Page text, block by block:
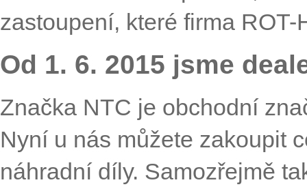
zastoupení, které firma
Od 1. 6. 2015 jsme
Značka NTC je obchodní
Nyní u nás můžete zakoupit
náhradní díly. Samozřejmě